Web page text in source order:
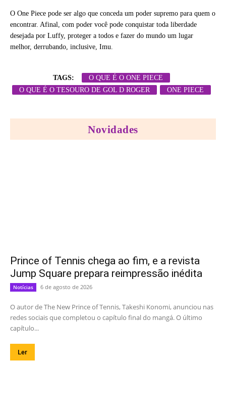
O One Piece pode ser algo que conceda um poder supremo para quem o
encontrar. Afinal, com poder você pode conquistar toda liberdade
desejada por Luffy, proteger a todos e fazer do mundo um lugar
melhor, derrubando, inclusive, Imu.
TAGS:
O QUE É O ONE PIECE
O QUE É O TESOURO DE GOL D ROGER
ONE PIECE
Novidades
Prince of Tennis chega ao fim, e a revista
Jump Square prepara reimpressão inédita
Notícias 6 de agosto de 2026
O autor de The New Prince of Tennis, Takeshi Konomi, anunciou nas
redes sociais que completou o capítulo final do mangá. O último
capítulo...
Ler